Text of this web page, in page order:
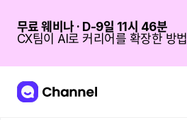
무료 웨비나 · D-9일 11시 46분
CX팀이 AI로 커리어를 확장한 방법